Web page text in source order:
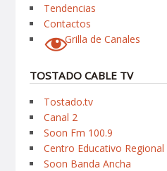
Tendencias
Contactos
Grilla de Canales
TOSTADO CABLE TV
Tostado.tv
Canal 2
Soon Fm 100.9
Centro Educativo Regional
Soon Banda Ancha